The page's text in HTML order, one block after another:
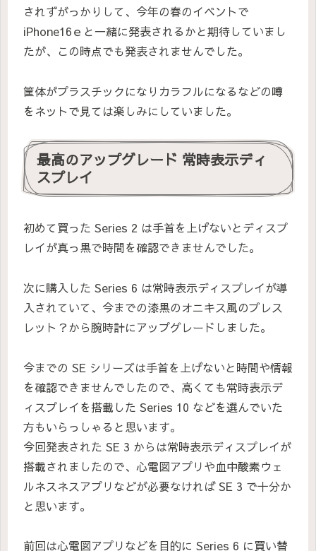
されずがっかりして、今年の春のイベントで
iPhone16ｅと一緒に発表されるかと期待していまし
たが、この時点でも発表されませんでした。
筐体がプラスチックになりカラフルになるなどの噂
をネットで見ては楽しみにしていました。
最高のアップグレード 常時表示ディ
スプレイ
初めて買った Series 2 は手首を上げないとディスプ
レイが真っ黒で時間を確認できませんでした。
次に購入した Series 6 は常時表示ディスプレイが導
入されていて、今までの漆黒のオニキス風のブレス
レット？から腕時計にアップグレードしました。
今までの SE シリーズは手首を上げないと時間や情報
を確認できませんでしたので、高くても常時表示デ
ィスプレイを搭載した Series 10 などを選んでいた
方もいらっしゃると思います。
今回発表された SE 3 からは常時表示ディスプレイが
搭載されましたので、心電図アプリや血中酸素ウェ
ルネスネスアプリなどが必要なければ SE 3 で十分か
と思います。
前回は心電図アプリなどを目的に Series 6 に買い替